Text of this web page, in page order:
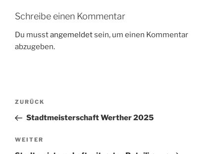
Schreibe einen Kommentar
Du musstangemeldetsein, um einen Kommentar
abzugeben.
Beitragsnavigation
Vorheriger
Beitrag
ZURÜCK
Stadtmeisterschaft Werther 2025
Nächster
WEITER